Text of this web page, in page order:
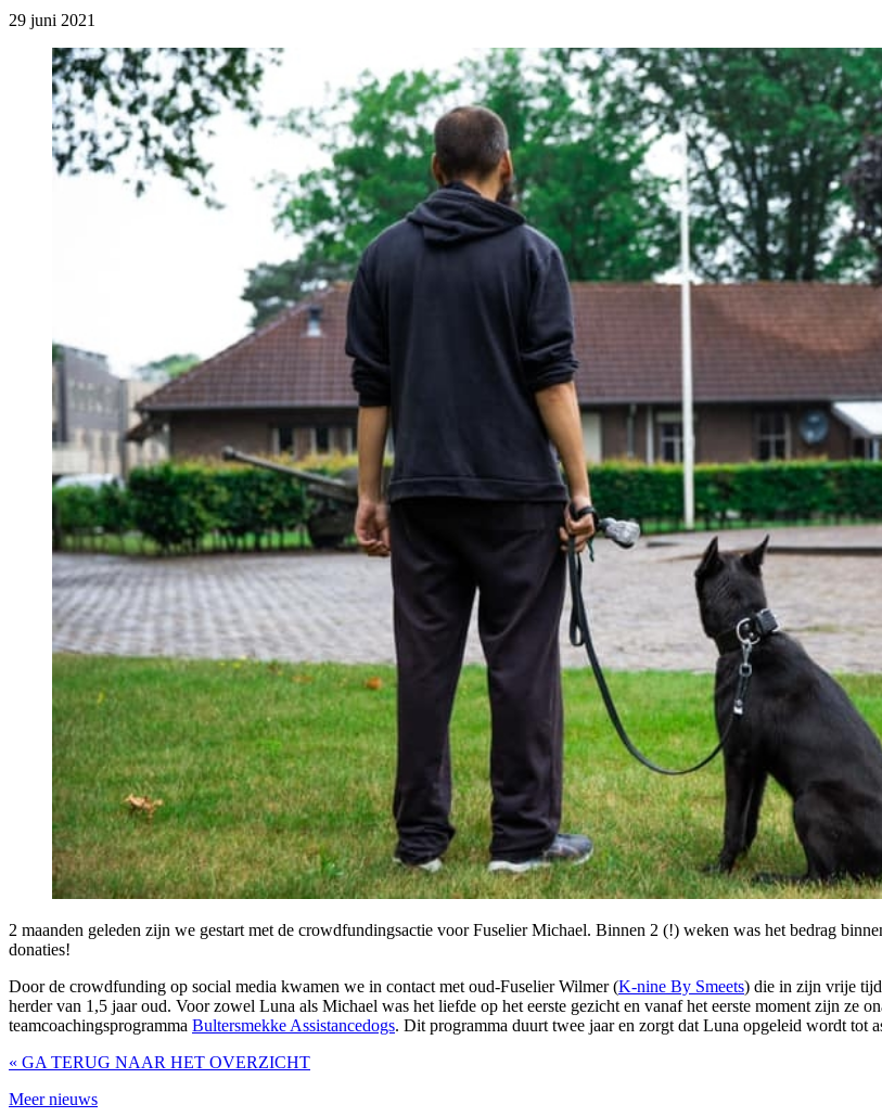
29 juni 2021
2 maanden geleden zijn we gestart met de crowdfundingsactie voor Fuselier Michael. Binnen 2 (!) weken was het bedrag
donaties!
Door de crowdfunding op social media kwamen we in contact met oud-Fuselier Wilmer (K-nine By Smeets) die in zijn vrije
herder van 1,5 jaar oud. Voor zowel Luna als Michael was het liefde op het eerste gezicht en vanaf het eerste moment zijn ze
teamcoachingsprogramma Bultersmekke Assistancedogs. Dit programma duurt twee jaar en zorgt dat Luna opgeleid wordt tot
« GA TERUG NAAR HET OVERZICHT
Meer nieuws